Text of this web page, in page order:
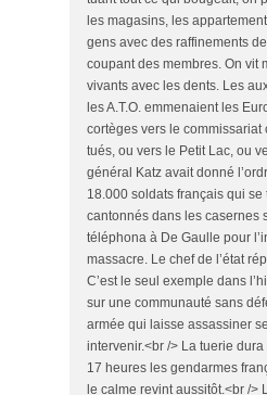
les magasins, les
gens avec des raffinements
coupant des membres. On vit
vivants avec les dents. Les
les A.T.O. emmenaient les
cortèges vers le
tués, ou vers le Petit Lac, ou
général Katz avait donné
18.000 soldats français qui
cantonnés dans les casernes
téléphona à De Gaulle pour
massacre. Le chef de l’état
C’est le seul exemple dans
sur une communauté sans
armée qui laisse assassiner
intervenir.<br /> La tuerie
17 heures les gendarmes
le calme revint aussitôt.<br /